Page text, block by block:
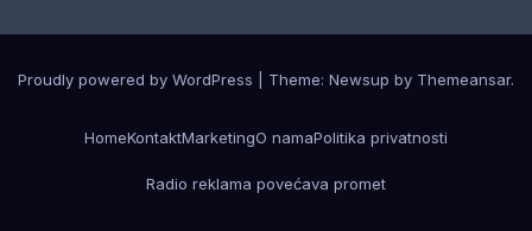
Proudly powered by WordPress Theme: Newsup by Themeansar.
HomeKontaktMarketingO namaPolitika privatnosti
Radio reklama povećava promet